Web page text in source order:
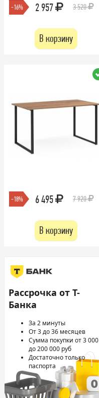
-16% 2 957 3 520
В корзину
-18% 6 495 7 920
В корзину
Рассрочка от Т-
Банка
За 2 минуты
От 3 до 36 месяцев
Сумма покупки от 3 000
до 200 000 руб
Достаточно только
паспорта